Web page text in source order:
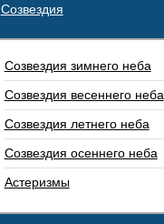
Созвездия
Созвездия зимнего неба
Созвездия весеннего неба
Созвездия летнего неба
Созвездия осеннего неба
Астеризмы